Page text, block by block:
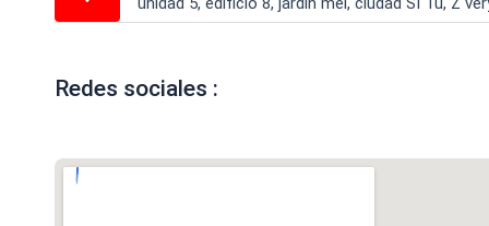
Redes sociales :